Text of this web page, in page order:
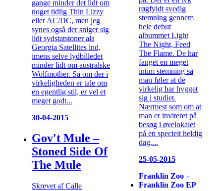
gange minder det lidt om
noget tidlig Thin Lizzy
eller AC/DC, men jeg
synes også der sniger sig
lidt sydstatstoner ala
Georgia Satellites ind,
imens selve lydbilledet
minder lidt om australske
Wolfmother. Så om der i
virkeligheden er tale om
en egentlig stil, er vel et
meget godt...
30-04-2015
Gov't Mule –
Stoned Side Of
The Mule
Skrevet af Calle
røgfyldt svedig
stemning gennem
hele debut
albummet Light
The Night, Feed
The Flame. De har
fanget en meget
intim stemning så
man føler at de
virkelig har hygget
sig i studiet.
Nærmest som om at
man er inviteret på
besøg i øvelokalet
på en specielt heldig
dag,...
25-05-2015
Franklin Zoo –
Franklin Zoo EP